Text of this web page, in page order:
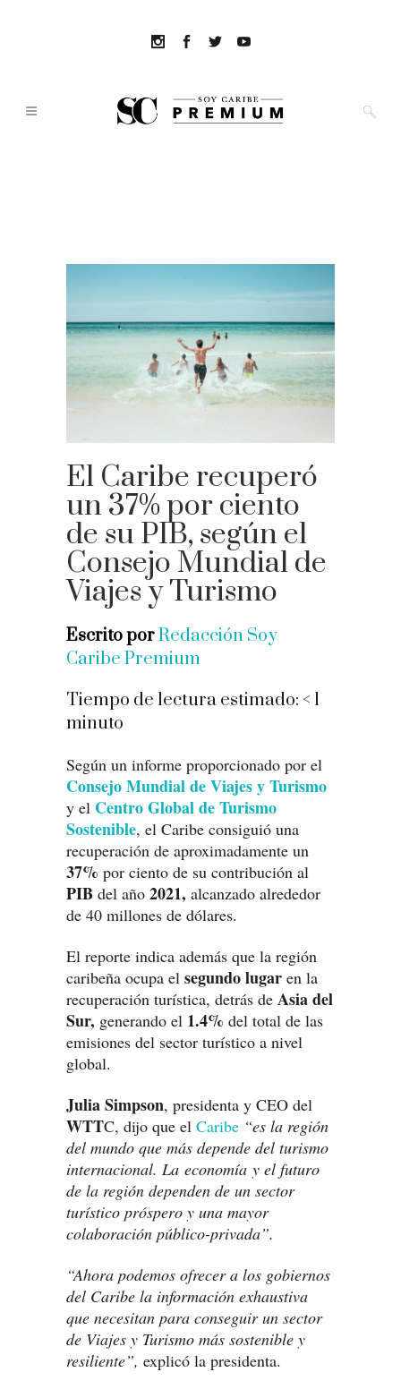
El Caribe recuperó
un 37% por ciento
de su PIB, según el
Consejo Mundial de
Viajes y Turismo
Escrito porRedacción Soy
Caribe Premium
Tiempo de lectura estimado: < 1
minuto
Según un informe proporcionado por el
Consejo Mundial de Viajes y Turismo
y el Centro Global de Turismo
Sostenible, el Caribe consiguió una
recuperación de aproximadamente un
37% por ciento de su contribución al
PIB del año 2021, alcanzado alrededor
de 40 millones de dólares.
El reporte indica además que la región
caribeña ocupa el segundo lugar en la
recuperación turística, detrás de Asia del
Sur, generando el 1.4% del total de las
emisiones del sector turístico a nivel
global.
Julia Simpson, presidenta y CEO del
WTTC, dijo que el Caribe “es la región
del mundo que más depende del turismo
internacional. La economía y el futuro
de la región dependen de un sector
turístico próspero y una mayor
colaboración público-privada”.
“Ahora podemos ofrecer a los gobiernos
del Caribe la información exhaustiva
que necesitan para conseguir un sector
de Viajes y Turismo más sostenible y
resiliente”, explicó la presidenta.